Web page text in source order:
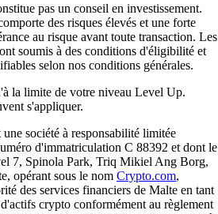
pas un conseil en investissement.
des risques élevés et une forte
au risque avant toute transaction. Les
soumis à des conditions d'éligibilité et
selon nos conditions générales.
la limite de votre niveau Level Up.
s'appliquer.
société à responsabilité limitée
d'immatriculation C 88392 et dont le
7, Spinola Park, Triq Mikiel Ang Borg,
opérant sous le nom Crypto.com,
des services financiers de Malte en tant
crypto conformément au règlement